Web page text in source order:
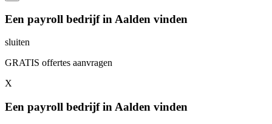
Een payroll bedrijf in Aalden vinden
sluiten
GRATIS offertes aanvragen
X
Een payroll bedrijf in Aalden vinden